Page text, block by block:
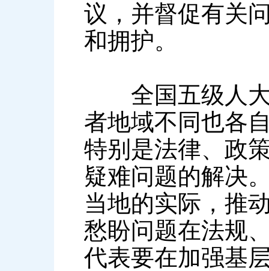
议，并督促有关
和拥护。
全国五级人大
者地域不同也各
特别是法律、政
疑难问题的解决
当地的实际，推
愁盼问题在法规
代表要在加强基